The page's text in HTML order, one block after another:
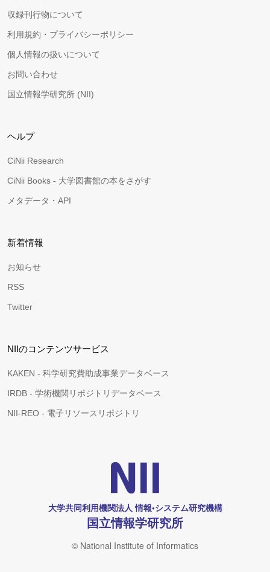
収録刊行物について
利用規約・プライバシーポリシー
個人情報の扱いについて
お問い合わせ
国立情報学研究所 (NII)
ヘルプ
CiNii Research
CiNii Books - 大学図書館の本をさがす
メタデータ・API
新着情報
お知らせ
RSS
Twitter
NIIのコンテンツサービス
KAKEN - 科学研究費助成事業データベース
IRDB - 学術機関リポジトリデータベース
NII-REO - 電子リソースリポジトリ
大学共同利用機関法人 情報•システム研究機構
国立情報学研究所
© National Institute of Informatics